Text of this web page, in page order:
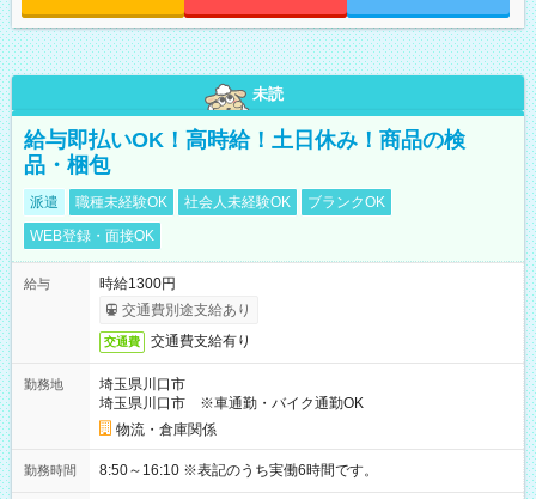
未読
給与即払いOK！高時給！土日休み！商品の検
品・梱包
派遣 職種未経験OK 社会人未経験OK
ブランクOK
WEB登録・面接OK
給与
時給1300円
交通費別途支給あり
交通費 交通費支給有り
勤務地
埼玉県川口市
埼玉県川口市 ※車通勤・バイク通勤OK
物流・倉庫関係
勤務時間 8:50～16:10 ※表記のうち実働6時間です。